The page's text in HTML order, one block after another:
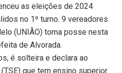
as eleições de 2024
no 1º turno. 9 vereadores
(UNIÃO) toma posse nesta
de Alvorada.
é solteira e declara ao
que tem ensino superior